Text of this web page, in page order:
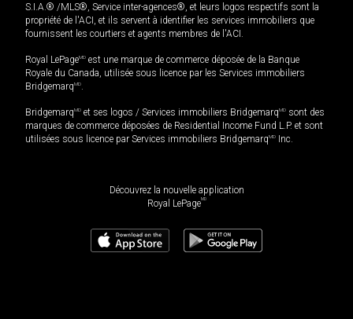
S.I.A.® /MLS®, Service inter-agences®, et leurs logos respectifs sont la
propriété de l'ACI, et ils servent à identifier les services immobiliers que
fournissent les courtiers et agents membres de l'ACI.
Royal LePageMD est une marque de commerce déposée de la Banque
Royale du Canada, utilisée sous licence par les Services immobiliers
BridgemarqMD.
BridgemarqMD et ses logos / Services immobiliers BridgemarqMD sont des
marques de commerce déposées de Residential Income Fund L.P. et sont
utilisées sous licence par Services immobiliers BridgemarqMD Inc.
Découvrez la nouvelle application
Royal LePageMD